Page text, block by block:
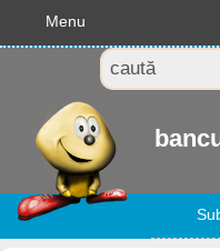
Menu